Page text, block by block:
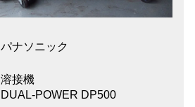
パナソニック
溶接機
DUAL-POWER DP500